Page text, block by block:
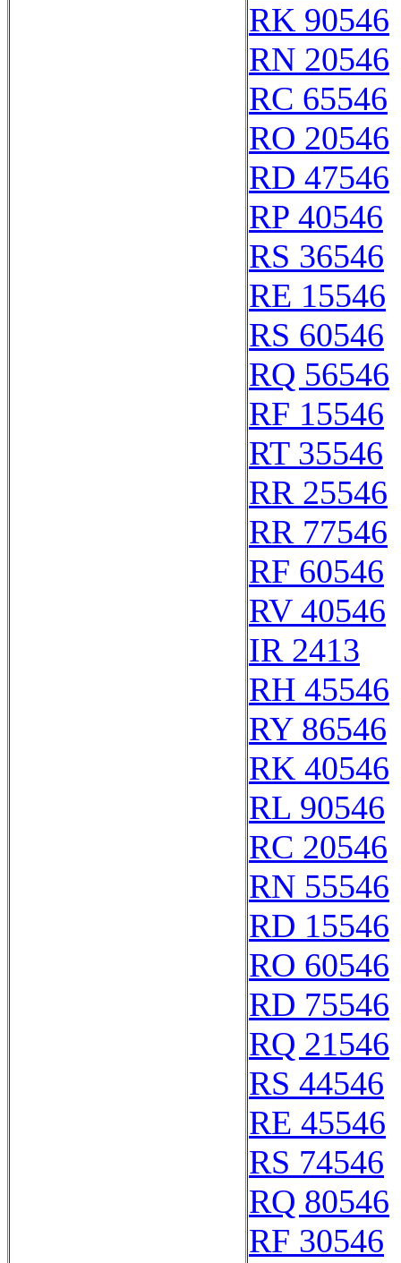
RK 90546
RN 20546
RC 65546
RO 20546
RD 47546
RP 40546
RS 36546
RE 15546
RS 60546
RQ 56546
RF 15546
RT 35546
RR 25546
RR 77546
RF 60546
RV 40546
IR 2413
RH 45546
RY 86546
RK 40546
RL 90546
RC 20546
RN 55546
RD 15546
RO 60546
RD 75546
RQ 21546
RS 44546
RE 45546
RS 74546
RQ 80546
RF 30546